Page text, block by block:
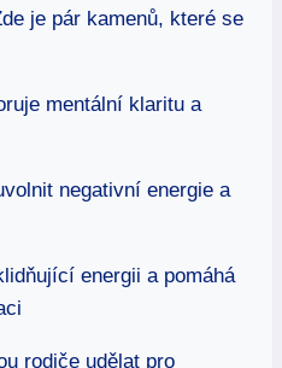
je pár kamenů, které se
mentální klaritu a
negativní energie a
energii a pomáhá